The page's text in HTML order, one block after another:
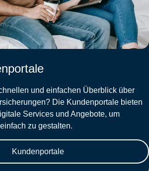
und einfachen Überblick über
Die Kundenportale bieten
Services und Angebote, um
zu gestalten.
Kundenportale